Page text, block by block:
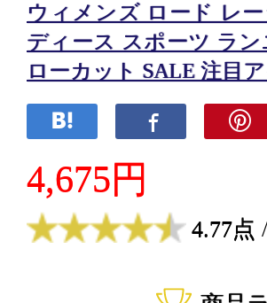
ウィメンズ ロード レ
ディース スポーツ ラ
ローカット SALE 注目
4,675円
4.77点